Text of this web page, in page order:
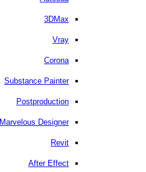
3DMax
Vray
Corona
Substance Painter
Postproduction
Marvelous Designer
Revit
After Effect